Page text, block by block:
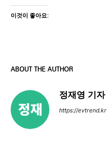
이것이 좋아요:
ABOUT THE AUTHOR
정재영 기자
https://evtrend.kr